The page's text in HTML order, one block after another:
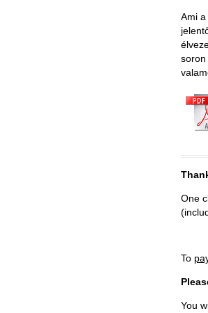
Ami
soron
One
To
You